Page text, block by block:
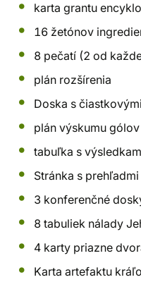
karta grantu
16 žetónov
8 pečatí (2 od
plán rozšírenia
Doska s
plán výskumu gólov
tabuľka s
Stránka s
3 konferenčné
8 tabuliek nálady
4 karty priazne
Karta artefaktu